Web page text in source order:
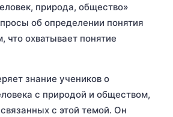
природа, общество»
об определении понятия
что охватывает понятие
знание учеников о
с природой и обществом,
с этой темой. Он